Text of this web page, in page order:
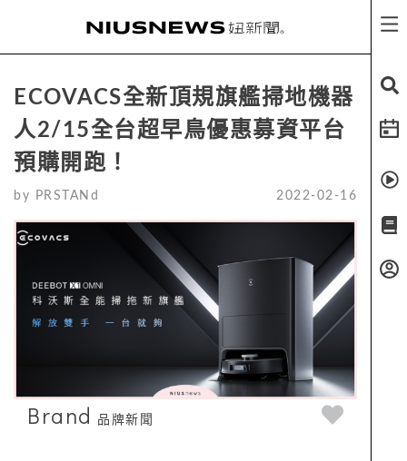
ECOVACS全新頂規旗艦掃地機器
人2/15全台超早鳥優惠募資平台
預購開跑！
by PRSTANd 2022-02-16
Brand 品牌新聞